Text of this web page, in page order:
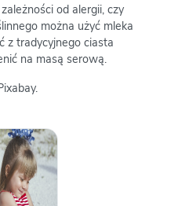
od alergii, czy
można użyć mleka
z tradycyjnego ciasta
na masą serową.